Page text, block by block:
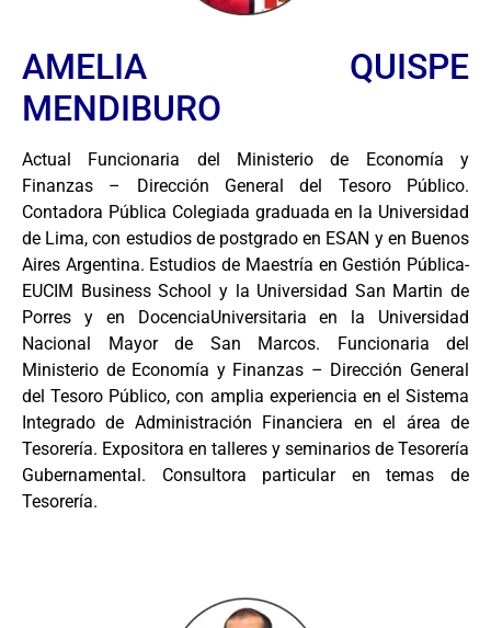
AMELIA QUISPE
MENDIBURO
Actual Funcionaria del Ministerio de Economía y
Finanzas – Dirección General del Tesoro Público.
Contadora Pública Colegiada graduada en la Universidad
de Lima, con estudios de postgrado en ESAN y en Buenos
Aires Argentina. Estudios de Maestría en Gestión Pública-
EUCIM Business School y la Universidad San Martin de
Porres y en DocenciaUniversitaria en la Universidad
Nacional Mayor de San Marcos. Funcionaria del
Ministerio de Economía y Finanzas – Dirección General
del Tesoro Público, con amplia experiencia en el Sistema
Integrado de Administración Financiera en el área de
Tesorería. Expositora en talleres y seminarios de Tesorería
Gubernamental. Consultora particular en temas de
Tesorería.